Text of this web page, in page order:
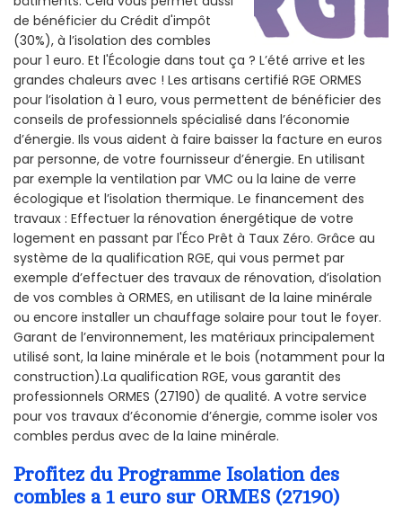
de bénéficier du Crédit d'impôt
(30%), à l’isolation des combles
pour 1 euro. Et l'Écologie dans tout ça ? L’été arrive et les
grandes chaleurs avec ! Les artisans certifié RGE ORMES
pour l’isolation à 1 euro, vous permettent de bénéficier des
conseils de professionnels spécialisé dans l’économie
d’énergie. Ils vous aident à faire baisser la facture en euros
par personne, de votre fournisseur d’énergie. En utilisant
par exemple la ventilation par VMC ou la laine de verre
écologique et l’isolation thermique. Le financement des
travaux : Effectuer la rénovation énergétique de votre
logement en passant par l'Éco Prêt à Taux Zéro. Grâce au
système de la qualification RGE, qui vous permet par
exemple d’effectuer des travaux de rénovation, d’isolation
de vos combles à ORMES, en utilisant de la laine minérale
ou encore installer un chauffage solaire pour tout le foyer.
Garant de l’environnement, les matériaux principalement
utilisé sont, la laine minérale et le bois (notamment pour la
construction).La qualification RGE, vous garantit des
professionnels ORMES (27190) de qualité. A votre service
pour vos travaux d’économie d’énergie, comme isoler vos
combles perdus avec de la laine minérale.
Profitez du Programme Isolation des
combles a 1 euro sur ORMES (27190)